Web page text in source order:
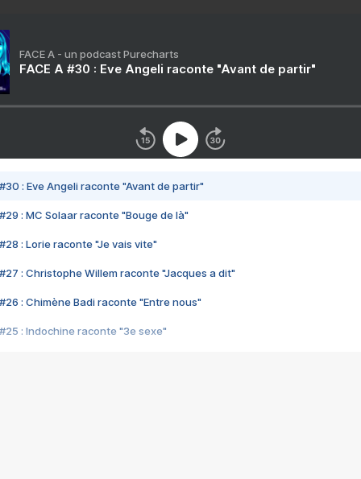
FACE A - un podcast Purecharts
FACE A #30 : Eve Angeli raconte "Avant de partir"
#30 : Eve Angeli raconte "Avant de partir"
#29 : MC Solaar raconte "Bouge de là"
#28 : Lorie raconte "Je vais vite"
#27 : Christophe Willem raconte "Jacques a dit"
#26 : Chimène Badi raconte "Entre nous"
#25 : Indochine raconte "3e sexe"